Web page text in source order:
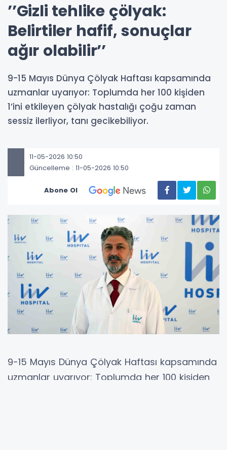
’’Gizli tehlike çölyak:
Belirtiler hafif, sonuçlar
ağır olabilir’’
9-15 Mayıs Dünya Çölyak Haftası kapsamında
uzmanlar uyarıyor: Toplumda her 100 kişiden
1’ini etkileyen çölyak hastalığı çoğu zaman
sessiz ilerliyor, tanı gecikebiliyor.
11-05-2026 10:50
Güncelleme : 11-05-2026 10:50
Abone Ol
9-15 Mayıs Dünya Çölyak Haftası kapsamında
uzmanlar uyarıyor: Toplumda her 100 kişiden